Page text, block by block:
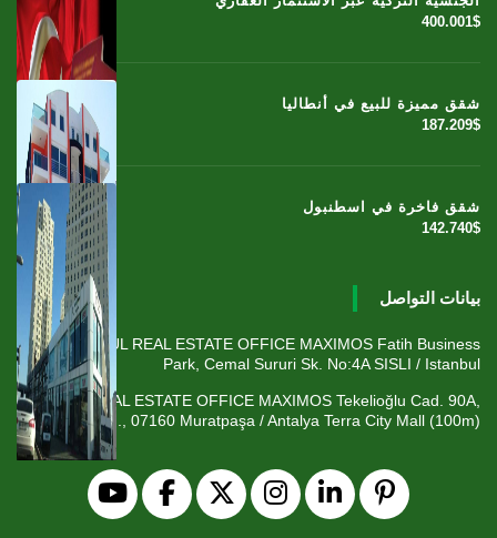
400.001$
شقق مميزة للبيع في أنطاليا
187.209$
شقق فاخرة في اسطنبول
142.740$
بيانات التواصل
ISTANBUL REAL ESTATE OFFICE MAXIMOS Fatih Business
Park, Cemal Sururi Sk. No:4A SISLI / Istanbul
ANTALYA REAL ESTATE OFFICE MAXIMOS Tekelioğlu Cad. 90A,
Fener Mah., 07160 Muratpaşa / Antalya Terra City Mall (100m)